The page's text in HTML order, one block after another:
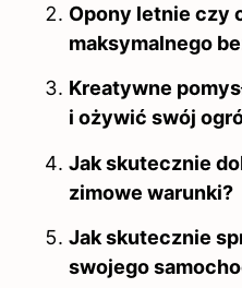
Opony letnie czy
maksymalnego
Kreatywne
i ożywić swój
Jak skutecznie
zimowe warunki?
Jak skutecznie
swojego